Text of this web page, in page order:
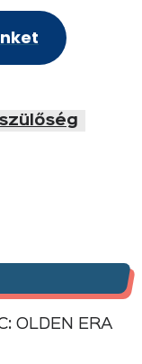
OLDEN ERA